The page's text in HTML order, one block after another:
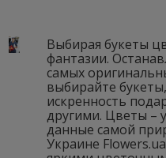
Выбирая букеты
фантазии.
самых
выбирайте
искренность
другими. Цветы –
данные самой
Украине